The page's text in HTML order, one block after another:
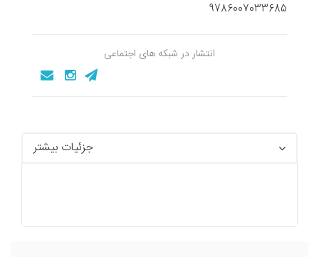
9786007033685
انتشار در شبکه های اجتماعی
جزئیات بیشتر